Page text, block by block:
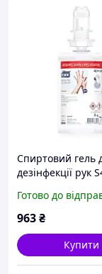
Спиртовий гель
дезінфекції рук
Готово до
963₴
Купити